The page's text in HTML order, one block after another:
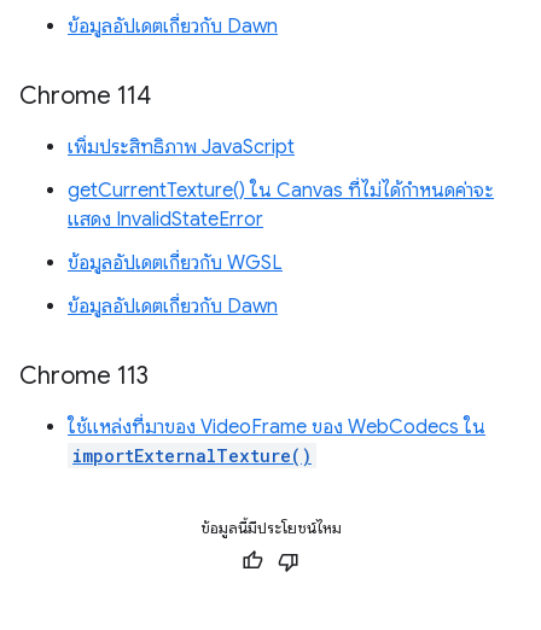
ข้อมูลอัปเดตเกี่ยวกับ Dawn
Chrome 114
เพิ่มประสิทธิภาพ JavaScript
getCurrentTexture() ใน Canvas ที่ไม่ได้กำหนดค่าจะ
แสดง InvalidStateError
ข้อมูลอัปเดตเกี่ยวกับ WGSL
ข้อมูลอัปเดตเกี่ยวกับ Dawn
Chrome 113
ใช้แหล่งที่มาของ VideoFrame ของ WebCodecs ใน
importExternalTexture()
ข้อมูลนี้มีประโยชน์ไหม